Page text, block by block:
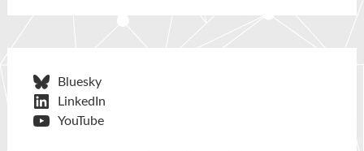
Bluesky
LinkedIn
YouTube